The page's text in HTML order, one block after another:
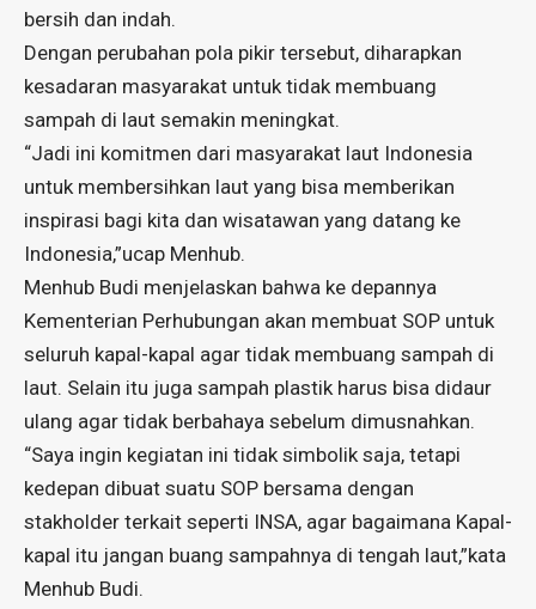
bersih dan indah.
Dengan perubahan pola pikir tersebut, diharapkan
kesadaran masyarakat untuk tidak membuang
sampah di laut semakin meningkat.
“Jadi ini komitmen dari masyarakat laut Indonesia
untuk membersihkan laut yang bisa memberikan
inspirasi bagi kita dan wisatawan yang datang ke
Indonesia,”ucap Menhub.
Menhub Budi menjelaskan bahwa ke depannya
Kementerian Perhubungan akan membuat SOP untuk
seluruh kapal-kapal agar tidak membuang sampah di
laut. Selain itu juga sampah plastik harus bisa didaur
ulang agar tidak berbahaya sebelum dimusnahkan.
“Saya ingin kegiatan ini tidak simbolik saja, tetapi
kedepan dibuat suatu SOP bersama dengan
stakholder terkait seperti INSA, agar bagaimana Kapal-
kapal itu jangan buang sampahnya di tengah laut,”kata
Menhub Budi.